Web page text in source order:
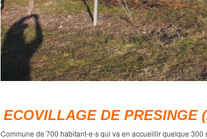
ECOVILLAGE DE PRESINGE
Commune de 700 habitant-e-s qui va en accueillir quelque